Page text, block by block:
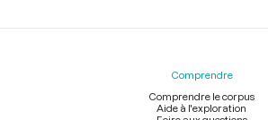
Comprendre
Comprendre le corpus
Aide à l'exploration